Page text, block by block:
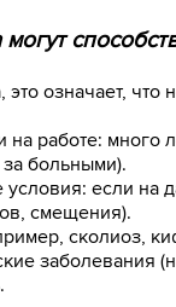
это означает,
работе: много
за больными).
если
смещения).
сколиоз,
заболевания